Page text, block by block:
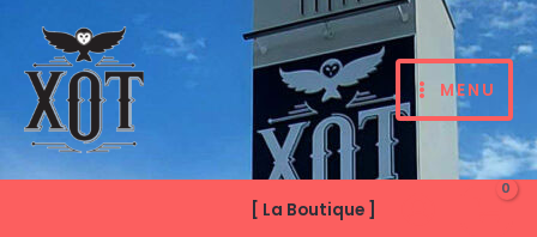
contenu
MENU
[ La Boutique ]